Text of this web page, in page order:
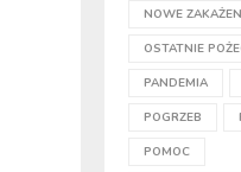
NOWE
OSTATNIE
PANDEMIA
POGRZEB
POMOC